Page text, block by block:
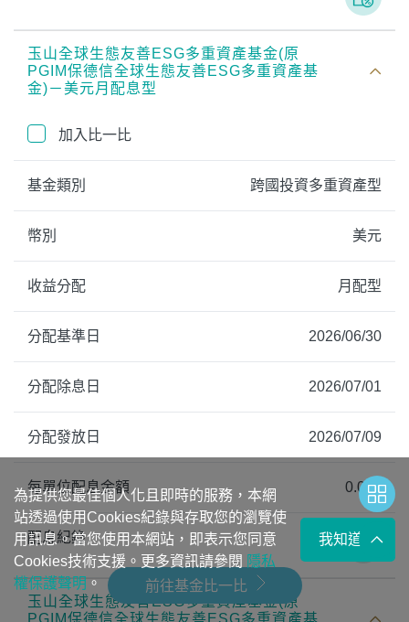
玉山全球生態友善ESG多重資產基金(原
PGIM保德信全球生態友善ESG多重資產基
金)－美元月配息型
加入比一比
基金類別 跨國投資多重資產型
幣別 美元
收益分配 月配型
分配基準日 2026/06/30
分配除息日 2026/07/01
分配發放日 2026/07/09
每單位配息金額 0.047
配息紀錄
玉山全球生態友善ESG多重資產基金(原
PGIM保德信全球生態友善ESG多重資產基
前往基金比一比
為提供您最佳個人化且即時的服務，本網
站透過使用Cookies紀錄與存取您的瀏覽使
用訊息。當您使用本網站，即表示您同意
Cookies技術支援。更多資訊請參閱 隱私
權保護聲明 。
我知道了